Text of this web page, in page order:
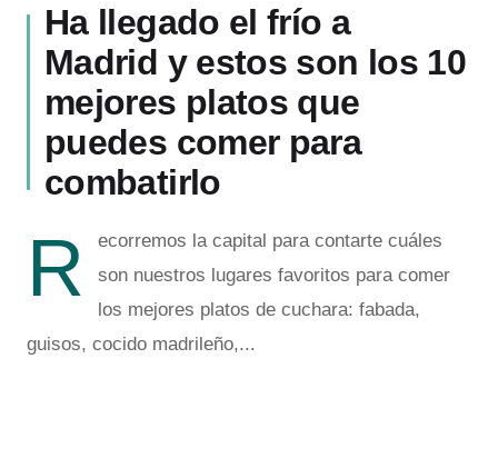
Ha llegado el frío a
Madrid y estos son los 10
mejores platos que
puedes comer para
combatirlo
R
ecorremos la capital para contarte cuáles
son nuestros lugares favoritos para comer
los mejores platos de cuchara: fabada,
guisos, cocido madrileño,...